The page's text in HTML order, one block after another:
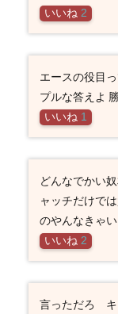
いいね 2
エースの役目
プルな答えよ
いいね 1
どんなでかい
ャッチだけで
のやんなきゃ
いいね 2
言っただろ キ